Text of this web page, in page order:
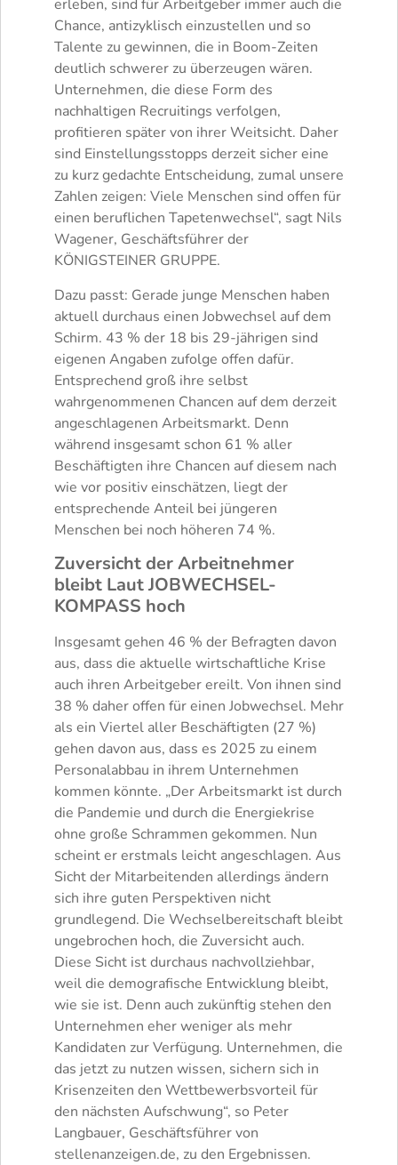
erleben, sind für Arbeitgeber immer auch die
Chance, antizyklisch einzustellen und so
Talente zu gewinnen, die in Boom-Zeiten
deutlich schwerer zu überzeugen wären.
Unternehmen, die diese Form des
nachhaltigen Recruitings verfolgen,
profitieren später von ihrer Weitsicht. Daher
sind Einstellungsstopps derzeit sicher eine
zu kurz gedachte Entscheidung, zumal unsere
Zahlen zeigen: Viele Menschen sind offen für
einen beruflichen Tapetenwechsel“, sagt Nils
Wagener, Geschäftsführer der
KÖNIGSTEINER GRUPPE.
Dazu passt: Gerade junge Menschen haben
aktuell durchaus einen Jobwechsel auf dem
Schirm. 43 % der 18 bis 29-jährigen sind
eigenen Angaben zufolge offen dafür.
Entsprechend groß ihre selbst
wahrgenommenen Chancen auf dem derzeit
angeschlagenen Arbeitsmarkt. Denn
während insgesamt schon 61 % aller
Beschäftigten ihre Chancen auf diesem nach
wie vor positiv einschätzen, liegt der
entsprechende Anteil bei jüngeren
Menschen bei noch höheren 74 %.
Zuversicht der Arbeitnehmer
bleibt Laut JOBWECHSEL-
KOMPASS hoch
Insgesamt gehen 46 % der Befragten davon
aus, dass die aktuelle wirtschaftliche Krise
auch ihren Arbeitgeber ereilt. Von ihnen sind
38 % daher offen für einen Jobwechsel. Mehr
als ein Viertel aller Beschäftigten (27 %)
gehen davon aus, dass es 2025 zu einem
Personalabbau in ihrem Unternehmen
kommen könnte. „Der Arbeitsmarkt ist durch
die Pandemie und durch die Energiekrise
ohne große Schrammen gekommen. Nun
scheint er erstmals leicht angeschlagen. Aus
Sicht der Mitarbeitenden allerdings ändern
sich ihre guten Perspektiven nicht
grundlegend. Die Wechselbereitschaft bleibt
ungebrochen hoch, die Zuversicht auch.
Diese Sicht ist durchaus nachvollziehbar,
weil die demografische Entwicklung bleibt,
wie sie ist. Denn auch zukünftig stehen den
Unternehmen eher weniger als mehr
Kandidaten zur Verfügung. Unternehmen, die
das jetzt zu nutzen wissen, sichern sich in
Krisenzeiten den Wettbewerbsvorteil für
den nächsten Aufschwung“, so Peter
Langbauer, Geschäftsführer von
stellenanzeigen.de, zu den Ergebnissen.